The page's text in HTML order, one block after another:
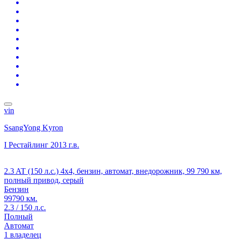
vin
SsangYong Kyron
I Рестайлинг 2013 г.в.
2.3 AT (150 л.с.) 4x4, бензин, автомат, внедорожник, 99 790 км,
полный привод, серый
Бензин
99790 км.
2.3 / 150 л.с.
Полный
Автомат
1 владелец